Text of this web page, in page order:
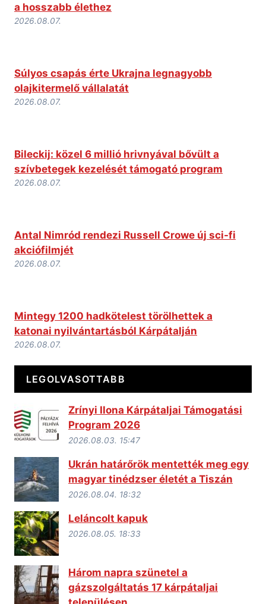
a hosszabb élethez
2026.08.07.
Súlyos csapás érte Ukrajna legnagyobb
olajkitermelő vállalatát
2026.08.07.
Bileckij: közel 6 millió hrivnyával bővült a
szívbetegek kezelését támogató program
2026.08.07.
Antal Nimród rendezi Russell Crowe új sci-fi
akciófilmjét
2026.08.07.
Mintegy 1200 hadkötelest törölhettek a
katonai nyilvántartásból Kárpátalján
2026.08.07.
LEGOLVASOTTABB
Zrínyi Ilona Kárpátaljai Támogatási
Program 2026
2026.08.03. 15:47
Ukrán határőrök mentették meg egy
magyar tinédzser életét a Tiszán
2026.08.04. 18:32
Leláncolt kapuk
2026.08.05. 18:33
Három napra szünetel a
gázszolgáltatás 17 kárpátaljai